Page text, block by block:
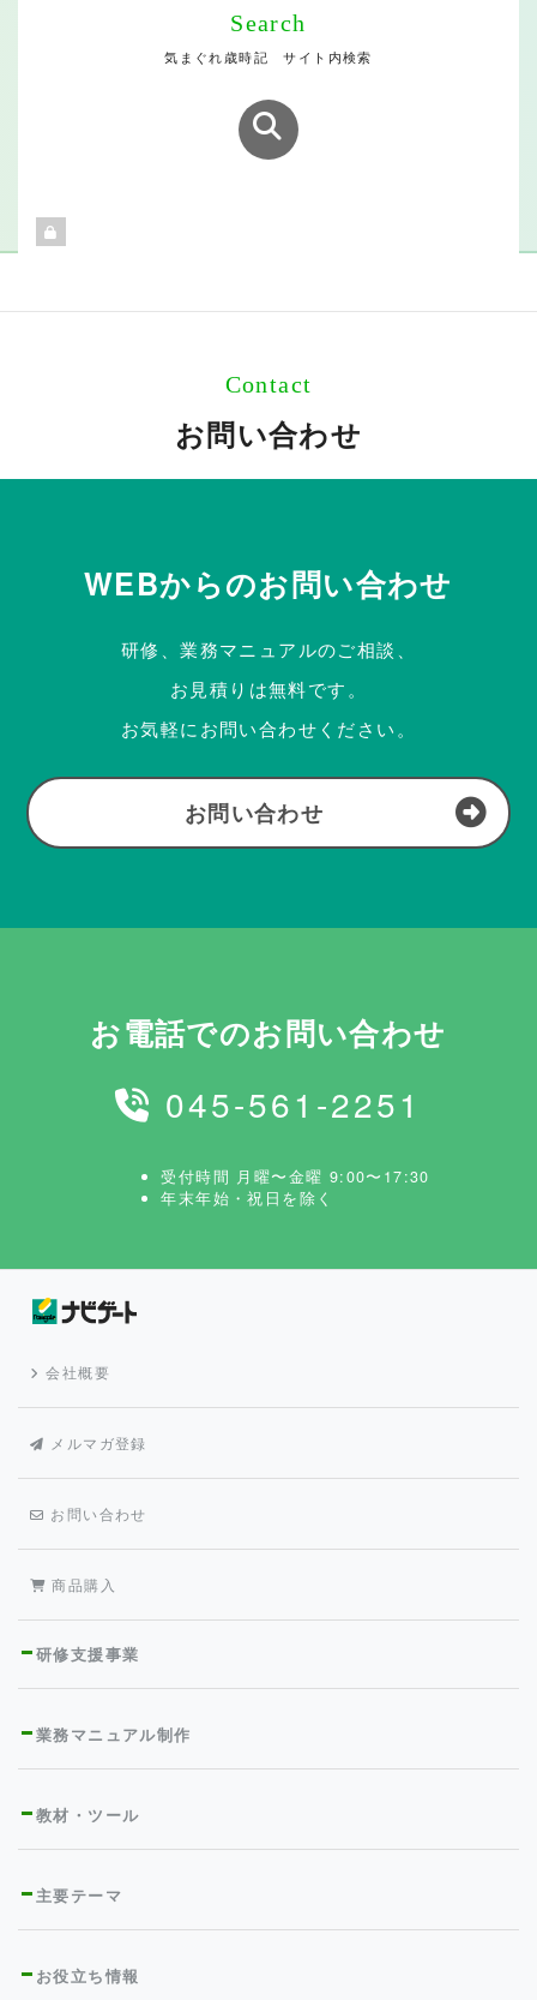
Search
気まぐれ歳時記 サイト内検索
Contact
お問い合わせ
WEBからのお問い合わせ
研修、業務マニュアルのご相談、
お見積りは無料です。
お気軽にお問い合わせください。
お問い合わせ
お電話でのお問い合わせ
045-561-2251
受付時間 月曜〜金曜 9:00〜17:30
年末年始・祝日を除く
会社概要
メルマガ登録
お問い合わせ
商品購入
研修支援事業
業務マニュアル制作
教材・ツール
主要テーマ
お役立ち情報